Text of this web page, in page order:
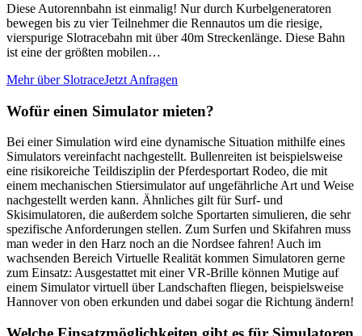
Diese Autorennbahn ist einmalig! Nur durch Kurbelgeneratoren
bewegen bis zu vier Teilnehmer die Rennautos um die riesige,
vierspurige Slotracebahn mit über 40m Streckenlänge. Diese Bahn
ist eine der größten mobilen…
Mehr über SlotraceJetzt Anfragen
Wofür einen Simulator mieten?
Bei einer Simulation wird eine dynamische Situation mithilfe eines
Simulators vereinfacht nachgestellt. Bullenreiten ist beispielsweise
eine risikoreiche Teildisziplin der Pferdesportart Rodeo, die mit
einem mechanischen Stiersimulator auf ungefährliche Art und Weise
nachgestellt werden kann. Ähnliches gilt für Surf- und
Skisimulatoren, die außerdem solche Sportarten simulieren, die sehr
spezifische Anforderungen stellen. Zum Surfen und Skifahren muss
man weder in den Harz noch an die Nordsee fahren! Auch im
wachsenden Bereich Virtuelle Realität kommen Simulatoren gerne
zum Einsatz: Ausgestattet mit einer VR-Brille können Mutige auf
einem Simulator virtuell über Landschaften fliegen, beispielsweise
Hannover von oben erkunden und dabei sogar die Richtung ändern!